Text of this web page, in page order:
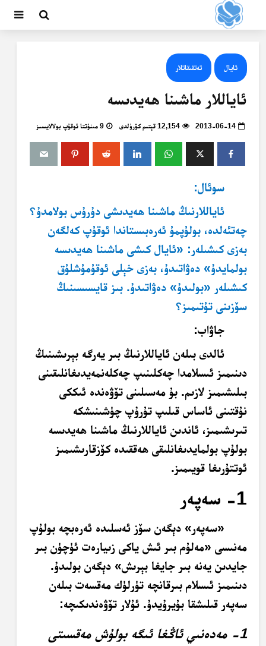
ئايال تەتقىقاتلار
ئاياللار ماشىنا ھەيدىسە
2013-06-14 12,154 قېتىم كۆرۈلدى 9 مىنۇتتا ئوقۇپ بولالايسىز
سوئال:
ئاياللارنىڭ ماشىنا ھەيدىشى دۇرۇس بولامدۇ؟
چەتئەلدە، بولۇپمۇ ئەرەبىستاندا ئوقۇپ كەلگەن
بەزى كىشىلەر: «ئايال كىشى ماشىنا ھەيدىسە
بولمايدۇ» دەۋاتىدۇ، بەزى خېلى ئوقۇمۇشلۇق
كىشىلەر «بولىدۇ» دەۋاتىدۇ. بىز قايسىسىنىڭ
سۆزىنى تۇتىمىز؟
جاۋاب:
ئالدى بىلەن ئاياللارنىڭ بىر يەرگە بېرىشىنىڭ
دىنىمىز ئىسلامدا چەكلىنىپ چەكلەنمەيدىغانلىقىنى
بىلىشىمىز لازىم. بۇ مەسىلىنى تۆۋەندە ئىككى
نۇقتىنى ئاساس قىلىپ تۇرۇپ چۈشىنىشكە
تىرىشىمىز، ئاندىن ئاياللارنىڭ ماشىنا ھەيدىسە
بولۇپ بولمايدىغانلىقى ھەققىدە كۆزقارىشىمىز
ئوتتۇرىغا قويىمىز.
1- سەپەر
«سەپەر» دېگەن سۆز ئەسلىدە ئەرەبچە بولۇپ
مەنىسى «مەلۇم بىر ئىش ياكى زىيارەت ئۈچۈن بىر
جايدىن يەنە بىر جايغا بېرىش» دېگەن بولىدۇ.
دىنىمىز ئىسلام بىرقانچە تۈرلۈك مەقسەت بىلەن
سەپەر قىلىشقا بۇيرۇيدۇ. ئۇلار تۆۋەندىكىچە:
1- مەدەنىي ئاڭغا ئىگە بولۇش مەقسىتى